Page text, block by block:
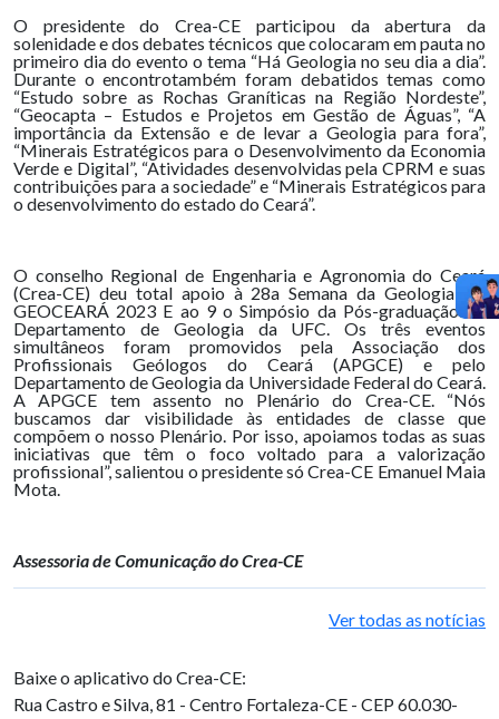
O presidente do Crea-CE participou da abertura da
solenidade e dos debates técnicos que colocaram em pauta no
primeiro dia do evento o tema “Há Geologia no seu dia a dia”.
Durante o encontrotambém foram debatidos temas como
“Estudo sobre as Rochas Graníticas na Região Nordeste”,
“Geocapta – Estudos e Projetos em Gestão de Águas”, “A
importância da Extensão e de levar a Geologia para fora”,
“Minerais Estratégicos para o Desenvolvimento da Economia
Verde e Digital”, “Atividades desenvolvidas pela CPRM e suas
contribuições para a sociedade” e “Minerais Estratégicos para
o desenvolvimento do estado do Ceará”.
O conselho Regional de Engenharia e Agronomia do Ceará
(Crea-CE) deu total apoio à 28a Semana da Geologia, ao
GEOCEARÁ 2023 E ao 9 o Simpósio da Pós-graduação do
Departamento de Geologia da UFC. Os três eventos
simultâneos foram promovidos pela Associação dos
Profissionais Geólogos do Ceará (APGCE) e pelo
Departamento de Geologia da Universidade Federal do Ceará.
A APGCE tem assento no Plenário do Crea-CE. “Nós
buscamos dar visibilidade às entidades de classe que
compõem o nosso Plenário. Por isso, apoiamos todas as suas
iniciativas que têm o foco voltado para a valorização
profissional”, salientou o presidente só Crea-CE Emanuel Maia
Mota.
Assessoria de Comunicação do Crea-CE
Ver todas as notícias
Baixe o aplicativo do Crea-CE:
Rua Castro e Silva, 81 - Centro Fortaleza-CE - CEP 60.030-